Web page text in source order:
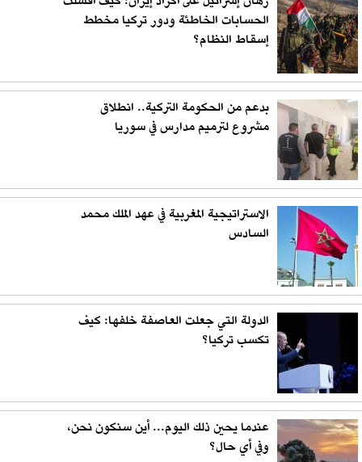
الحسابات الخاطئة ودور تركيا مخطط
إسقاط النظام؟
بدعم من الحكومة التركية.. انطلاق
مشروع لترميم مدارس في سوريا
الاستراتيجية المغربية في عهد الملك محمد
السادس
الدولة التي جعلت العاصفة خلفها: كيف
تكسب تركيا؟
عندما يحين ذلك اليوم... أين سنكون نحن،
وفي أي حال؟